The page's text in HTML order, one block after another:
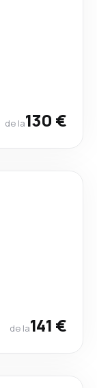
de la130 €
de la141 €